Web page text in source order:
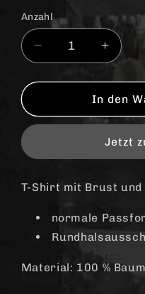
Anzahl
Anzahl
Verringere
die
Menge
Death
Shirt
Erhöhe
die
für
Death
Shirt
In den
Jetzt
T-Shirt mit Brust
normale
Material: 100 %